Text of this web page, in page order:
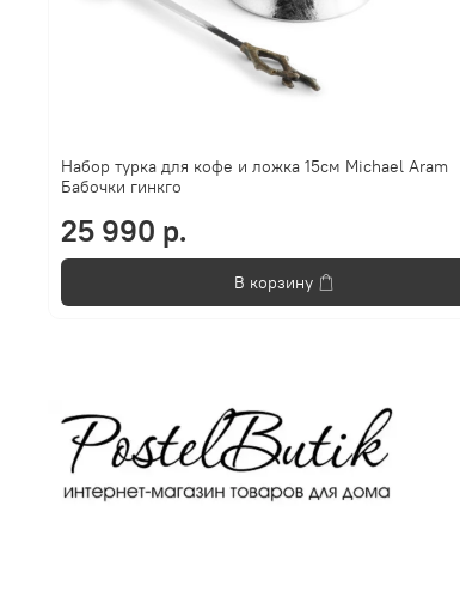
Набор турка для кофе и ложка 15см Michael Aram
Бабочки гинкго
25 990 р.
В корзину